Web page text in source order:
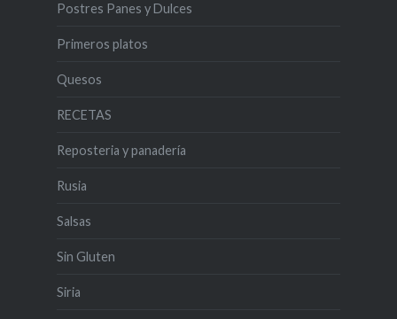
Postres Panes y Dulces
Primeros platos
Quesos
RECETAS
Reposteria y panadería
Rusia
Salsas
Sin Gluten
Siria